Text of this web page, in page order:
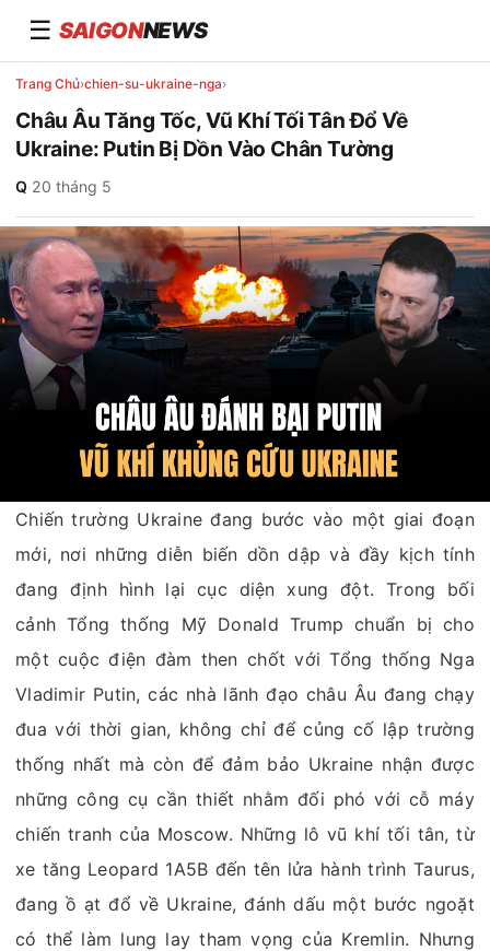
☰ SAIGONNEWS
Trang Chủ›chien-su-ukraine-nga›
Châu Âu Tăng Tốc, Vũ Khí Tối Tân Đổ Về
Ukraine: Putin Bị Dồn Vào Chân Tường
Q·20 tháng 5
Chiến trường Ukraine đang bước vào một giai đoạn
mới, nơi những diễn biến dồn dập và đầy kịch tính
đang định hình lại cục diện xung đột. Trong bối
cảnh Tổng thống Mỹ Donald Trump chuẩn bị cho
một cuộc điện đàm then chốt với Tổng thống Nga
Vladimir Putin, các nhà lãnh đạo châu Âu đang chạy
đua với thời gian, không chỉ để củng cố lập trường
thống nhất mà còn để đảm bảo Ukraine nhận được
những công cụ cần thiết nhằm đối phó với cỗ máy
chiến tranh của Moscow. Những lô vũ khí tối tân, từ
xe tăng Leopard 1A5B đến tên lửa hành trình Taurus,
đang ồ ạt đổ về Ukraine, đánh dấu một bước ngoặt
có thể làm lung lay tham vọng của Kremlin. Nhưng